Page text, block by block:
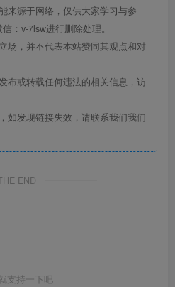
来源于网络，仅供大家学习与参
：v-7lsw进行删除处理。
场，并不代表本站赞同其观点和对
布或转载任何违法的相关信息，访
如发现链接失效，请联系我们我们
END
支持一下吧